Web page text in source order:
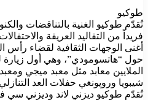
طوكيو
تُقدّم طوكيو الغنية بالتناقضات
فريداً من التقاليد العريقة
أغنى الوجهات الثقافية لقضاء رأس
حول “هاتسومودي”، وهي أول زيارة
الملايين معابد مثل معبد ميجي
شيبويا وروپونغي حفلات العد
تُقدّم طوكيو ديزني لاند وديزني سي